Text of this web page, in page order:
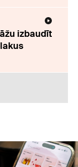
izbaudīt